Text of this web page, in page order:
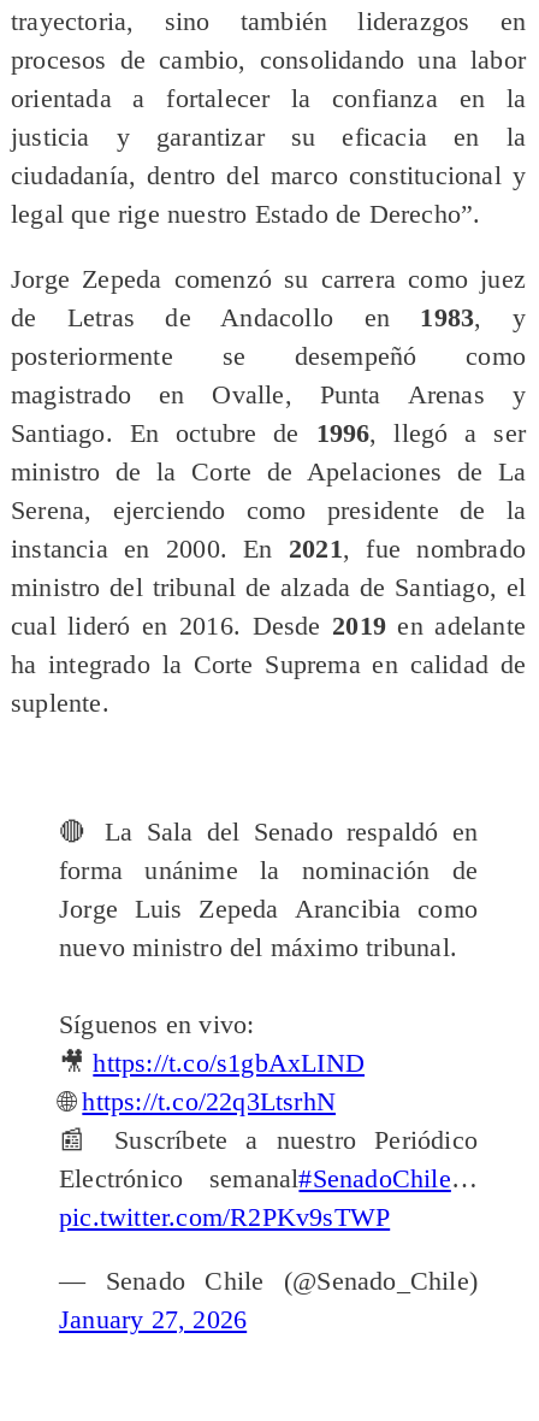
trayectoria, sino también liderazgos en
procesos de cambio, consolidando una labor
orientada a fortalecer la confianza en la
justicia y garantizar su eficacia en la
ciudadanía, dentro del marco constitucional y
legal que rige nuestro Estado de Derecho”.
Jorge Zepeda comenzó su carrera como juez
de Letras de Andacollo en 1983, y
posteriormente se desempeñó como
magistrado en Ovalle, Punta Arenas y
Santiago. En octubre de 1996, llegó a ser
ministro de la Corte de Apelaciones de La
Serena, ejerciendo como presidente de la
instancia en 2000. En 2021, fue nombrado
ministro del tribunal de alzada de Santiago, el
cual lideró en 2016. Desde 2019en adelante
ha integrado la Corte Suprema en calidad de
suplente.
🔴 La Sala del Senado respaldó en
forma unánime la nominación de
Jorge Luis Zepeda Arancibia como
nuevo ministro del máximo tribunal.
Síguenos en vivo:
🎥https://t.co/s1gbAxLIND
🌐https://t.co/22q3LtsrhN
📰 Suscríbete a nuestro Periódico
Electrónico semanal#SenadoChile…
pic.twitter.com/R2PKv9sTWP
— Senado Chile (@Senado_Chile)
January 27, 2026